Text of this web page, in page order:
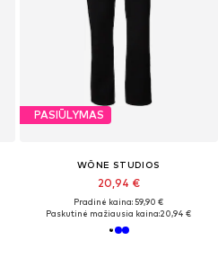
PASIŪLYMAS
WÔNE STUDIOS
20,94 €
Pradinė kaina: 59,90 €
Paskutinė mažiausia kaina:20,94 €